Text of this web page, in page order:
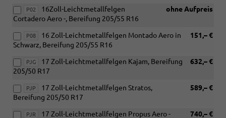
P02 ohne Aufpreis
16Zoll-Leichtmetallfelgen
Cortadero Aero -, Bereifung 205/55 R16
P08 151,– €
16 Zoll-Leichtmetallfelgen Montado Aero in
Schwarz, Bereifung 205/55 R16
PJG 632,– €
17 Zoll-Leichtmetallfelgen Kajam, Bereifung
205/50 R17
PJP 589,– €
17 Zoll-Leichtmetallfelgen Stratos,
Bereifung 205/50 R17
PJR 740,– €
17 Zoll-Leichtmetallfelgen Propus Aero -